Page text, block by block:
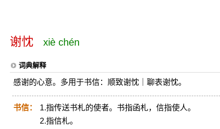
谢忱 xiè chén
词典解释
感谢的心意。多用于书信：顺致谢忱｜聊表谢忱。
书信：
1.指传送书札的使者。书指函札，信指使人。
2.指信札。